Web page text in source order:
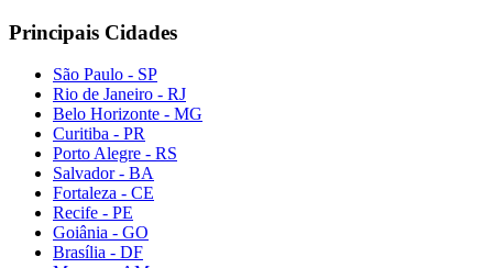
Principais Cidades
São Paulo - SP
Rio de Janeiro - RJ
Belo Horizonte - MG
Curitiba - PR
Porto Alegre - RS
Salvador - BA
Fortaleza - CE
Recife - PE
Goiânia - GO
Brasília - DF